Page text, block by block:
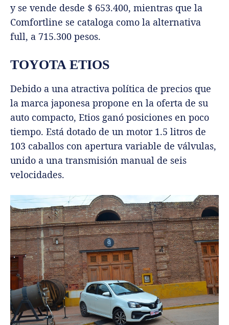
y se vende desde $ 653.400, mientras que la
Comfortline se cataloga como la alternativa
full, a 715.300 pesos.
TOYOTA ETIOS
Debido a una atractiva política de precios que
la marca japonesa propone en la oferta de su
auto compacto, Etios ganó posiciones en poco
tiempo. Está dotado de un motor 1.5 litros de
103 caballos con apertura variable de válvulas,
unido a una transmisión manual de seis
velocidades.